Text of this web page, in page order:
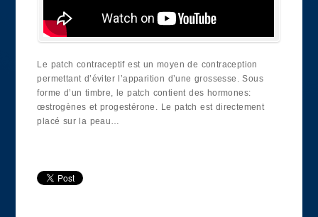
Le patch contraceptif est un moyen de contraception
permettant d’éviter l’apparition d’une grossesse. Sous
forme d’un timbre, le patch contient des hormones:
œstrogènes et progestérone. Le patch est directement
placé sur la peau…